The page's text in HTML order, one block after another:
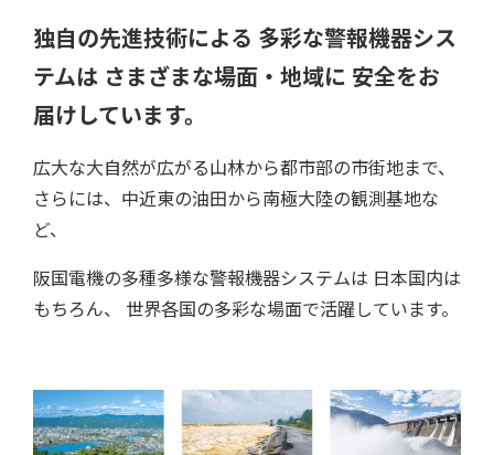
独自の先進技術による 多彩な警報機器シス
テムは さまざまな場面・地域に 安全をお
届けしています。
広大な大自然が広がる山林から都市部の市街地まで、
さらには、中近東の油田から南極大陸の観測基地な
ど、
阪国電機の多種多様な警報機器システムは 日本国内は
もちろん、 世界各国の多彩な場面で活躍しています。